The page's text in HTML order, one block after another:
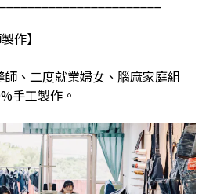
作】
、二度就業婦女、腦麻家庭組
手工製作。